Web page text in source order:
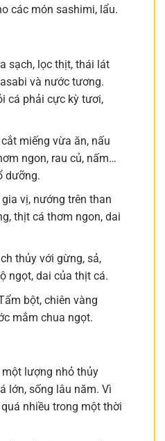
các món sashimi, lẩu.
sạch, lọc thịt, thái lát
và nước tương.
cá phải cực kỳ tươi,
miếng vừa ăn, nấu
ngon, rau củ, nấm…
dưỡng.
vị, nướng trên than
thịt cá thơm ngon, dai
thủy với gừng, sả,
ngọt, dai của thịt cá.
bột, chiên vàng
mắm chua ngọt.
lượng nhỏ thủy
lớn, sống lâu năm. Vì
nhiều trong một thời